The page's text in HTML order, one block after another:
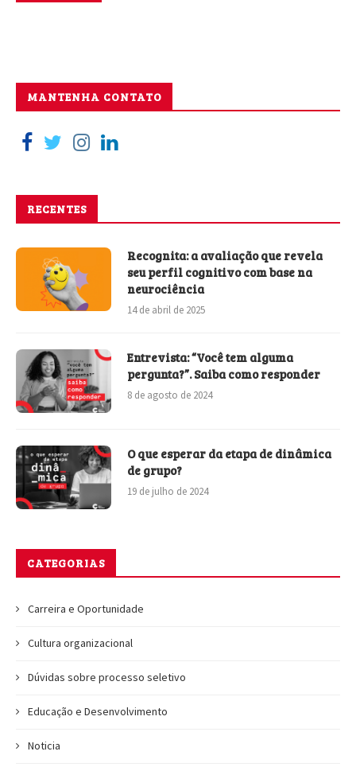
MANTENHA CONTATO
RECENTES
Recognita: a avaliação que revela
seu perfil cognitivo com base na
neurociência
14 de abril de 2025
Entrevista: “Você tem alguma
pergunta?”. Saiba como responder
8 de agosto de 2024
O que esperar da etapa de dinâmica
de grupo?
19 de julho de 2024
CATEGORIAS
Carreira e Oportunidade
Cultura organizacional
Dúvidas sobre processo seletivo
Educação e Desenvolvimento
Noticia